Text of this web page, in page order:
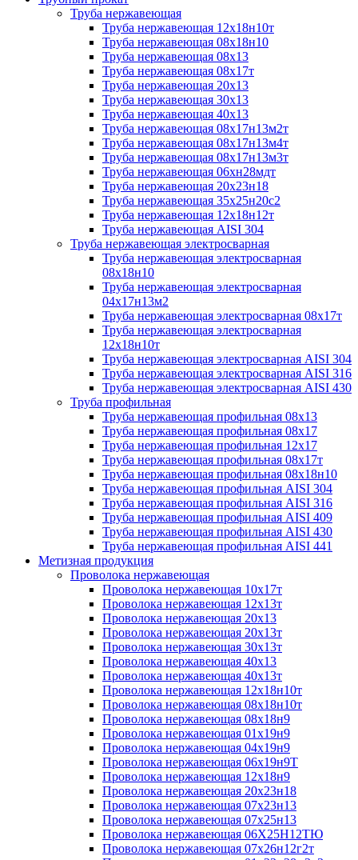
Труба нержавеющая
Труба нержавеющая 12х18н10т
Труба нержавеющая 08х18н10
Труба нержавеющая 08х13
Труба нержавеющая 08х17т
Труба нержавеющая 20х13
Труба нержавеющая 30х13
Труба нержавеющая 40х13
Труба нержавеющая 08х17н13м2т
Труба нержавеющая 08х17н13м4т
Труба нержавеющая 08х17н13м3т
Труба нержавеющая 06хн28мдт
Труба нержавеющая 20х23н18
Труба нержавеющая 35х25н20с2
Труба нержавеющая 12х18н12т
Труба нержавеющая AISI 304
Труба нержавеющая электросварная
Труба нержавеющая электросварная
08х18н10
Труба нержавеющая электросварная
04х17н13м2
Труба нержавеющая электросварная 08х17т
Труба нержавеющая электросварная
12х18н10т
Труба нержавеющая электросварная AISI 304
Труба нержавеющая электросварная AISI 316
Труба нержавеющая электросварная AISI 430
Труба профильная
Труба нержавеющая профильная 08х13
Труба нержавеющая профильная 08х17
Труба нержавеющая профильная 12х17
Труба нержавеющая профильная 08х17т
Труба нержавеющая профильная 08х18н10
Труба нержавеющая профильная AISI 304
Труба нержавеющая профильная AISI 316
Труба нержавеющая профильная AISI 409
Труба нержавеющая профильная AISI 430
Труба нержавеющая профильная AISI 441
Метизная продукция
Проволока нержавеющая
Проволока нержавеющая 10х17т
Проволока нержавеющая 12х13т
Проволока нержавеющая 20х13
Проволока нержавеющая 20х13т
Проволока нержавеющая 30х13т
Проволока нержавеющая 40х13
Проволока нержавеющая 40х13т
Проволока нержавеющая 12х18н10т
Проволока нержавеющая 08х18н10т
Проволока нержавеющая 08х18н9
Проволока нержавеющая 01х19н9
Проволока нержавеющая 04х19н9
Проволока нержавеющая 06х19н9Т
Проволока нержавеющая 12х18н9
Проволока нержавеющая 20х23н18
Проволока нержавеющая 07х23н13
Проволока нержавеющая 07х25н13
Проволока нержавеющая 06Х25Н12ТЮ
Проволока нержавеющая 07х26н12г2т